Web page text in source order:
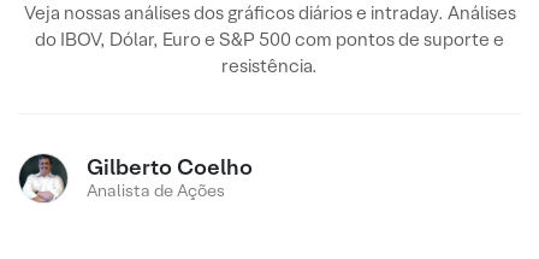
Veja nossas análises dos gráficos diários e intraday. Análises
do IBOV, Dólar, Euro e S&P 500 com pontos de suporte e
resistência.
Gilberto Coelho
Analista de Ações